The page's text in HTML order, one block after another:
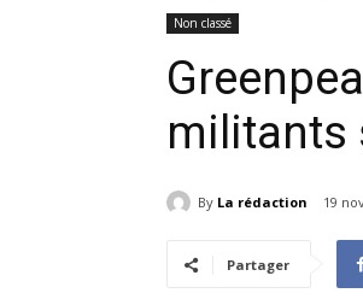
Non classé
militants
By La rédaction 19
Partager